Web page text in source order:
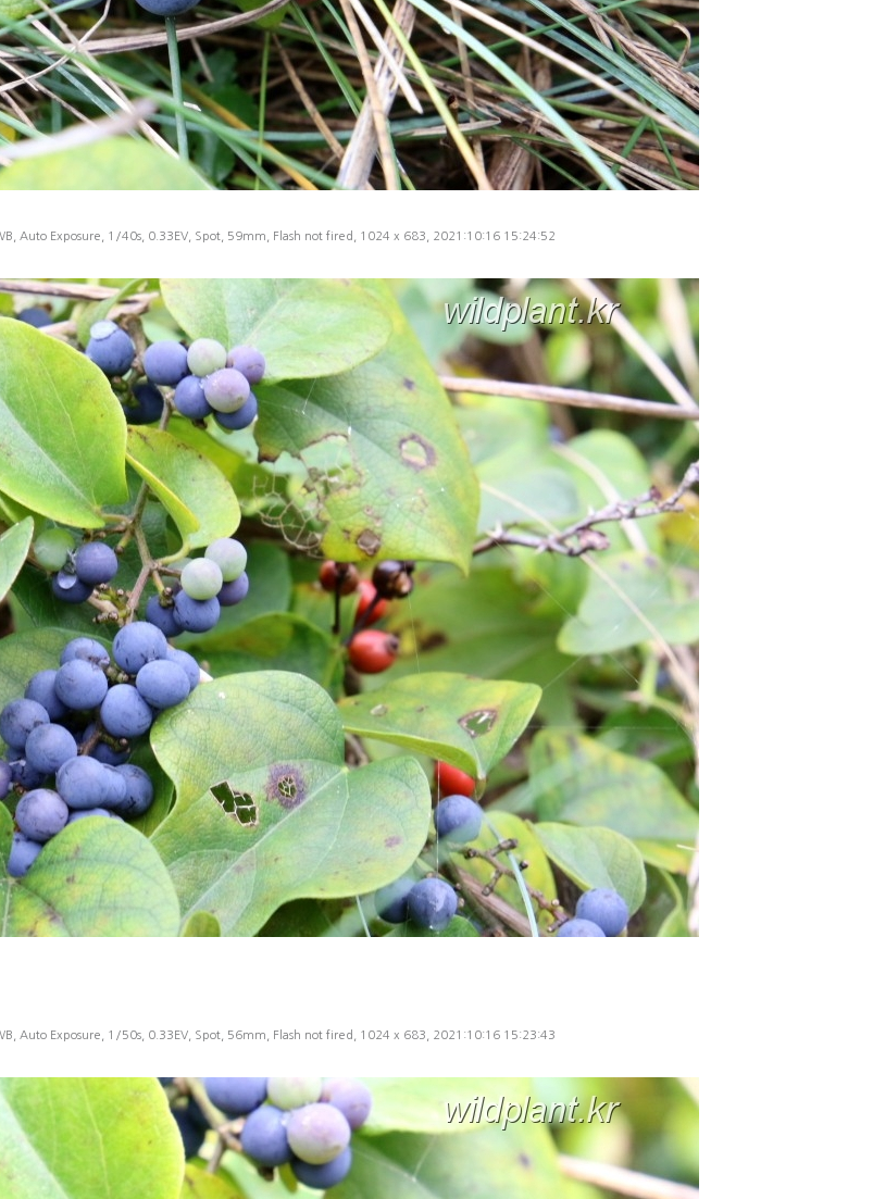
Auto Exposure, 1/40s, 0.33EV, Spot, 59mm, Flash not fired, 1024 x 683, 2021:10:16 15:24:52
Auto Exposure, 1/50s, 0.33EV, Spot, 56mm, Flash not fired, 1024 x 683, 2021:10:16 15:23:43